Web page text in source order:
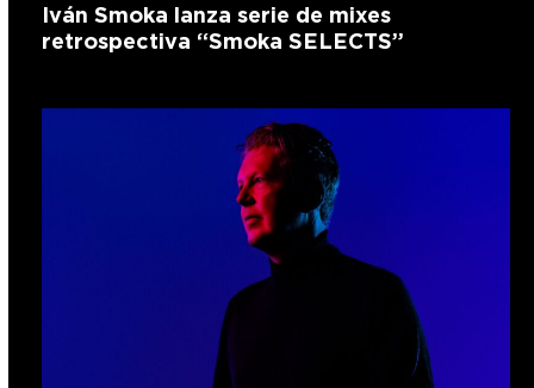
Iván Smoka lanza serie de mixes
retrospectiva “Smoka SELECTS”